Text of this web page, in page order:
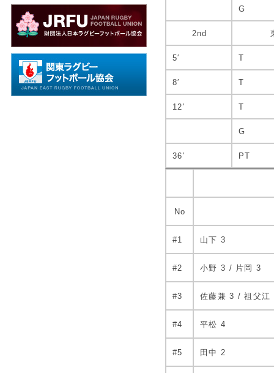
G
2nd
5′ T
8′ T
12′ T
G
36′ PT
No
#1 山下 3
#2 小野 3 / 片岡 3
#3 佐藤兼 3 / 祖父江
#4 平松 4
#5 田中 2